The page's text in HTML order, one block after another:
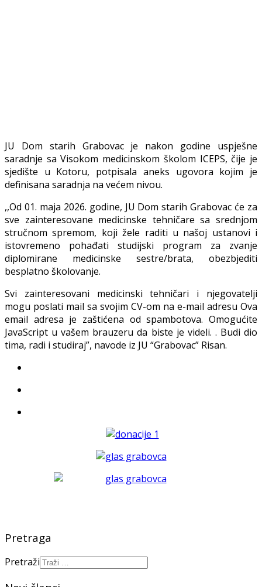
JU Dom starih Grabovac je nakon godine uspješne
saradnje sa Visokom medicinskom školom ICEPS, čije je
sjedište u Kotoru, potpisala aneks ugovora kojim je
definisana saradnja na većem nivou.
,,Od 01. maja 2026. godine, JU Dom starih Grabovac će za
sve zainteresovane medicinske tehničare sa srednjom
stručnom spremom, koji žele raditi u našoj ustanovi i
istovremeno pohađati studijski program za zvanje
diplomirane medicinske sestre/brata, obezbjediti
besplatno školovanje.
Svi zainteresovani medicinski tehničari i njegovatelji
mogu poslati mail sa svojim CV-om na e-mail adresu Ova
email adresa je zaštićena od spambotova. Omogućite
JavaScript u vašem brauzeru da biste je videli. . Budi dio
tima, radi i studiraj”, navode iz JU “Grabovac” Risan.
Pretraga
Pretraži